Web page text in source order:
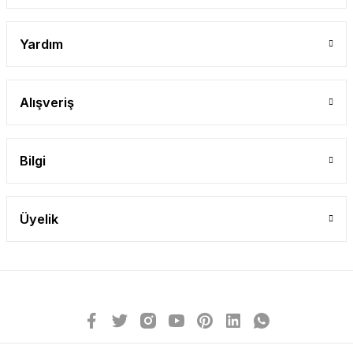
Yardım
Alışveriş
Bilgi
Üyelik